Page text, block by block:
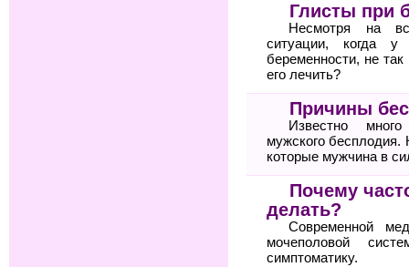
Глисты при
Несмотря на
ситуации, когда
беременности, не
его лечить?
Причины
Известно
мужского бесплодия.
которые мужчина в
Почему
делать?
Современной
мочеполовой
симптоматику.